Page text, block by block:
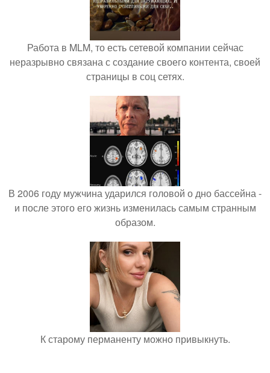
Работа в MLM, то есть сетевой компании сейчас
неразрывно связана с создание своего контента, своей
страницы в соц сетях.
В 2006 году мужчина ударился головой о дно бассейна -
и после этого его жизнь изменилась самым странным
образом.
К старому перманенту можно привыкнуть.